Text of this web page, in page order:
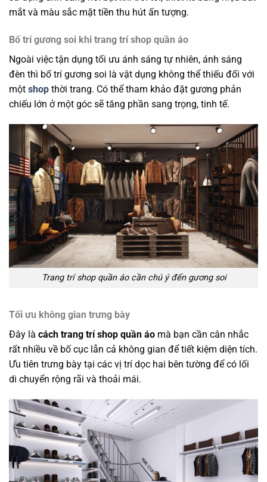
mắt và màu sắc mặt tiền thu hút ấn tượng.
Bố trí gương soi khi trang trí shop quần áo
Ngoài việc tận dụng tối ưu ánh sáng tự nhiên, ánh sáng
đèn thì bố trí gương soi là vật dụng không thể thiếu đối với
một shop thời trang. Có thể tham khảo đặt gương phản
chiếu lớn ở một góc sẽ tăng phần sang trọng, tinh tế.
Trang trí shop quần áo cần chú ý đến gương soi
Tối ưu không gian trưng bày
Đây là cách trang trí shop quần áo mà bạn cần cân nhắc
rất nhiều về bố cục lẫn cả không gian để tiết kiệm diện tích.
Ưu tiên trưng bày tại các vị trí dọc hai bên tường để có lối
di chuyển rộng rãi và thoải mái.